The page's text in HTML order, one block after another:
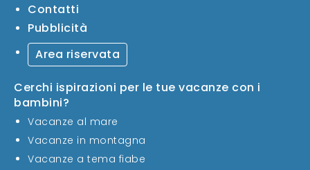
Contatti
Pubblicità
Area riservata
Cerchi ispirazioni per le tue vacanze con i
bambini?
Vacanze al mare
Vacanze in montagna
Vacanze a tema fiabe